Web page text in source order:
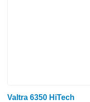
Valtra 6350 HiTech